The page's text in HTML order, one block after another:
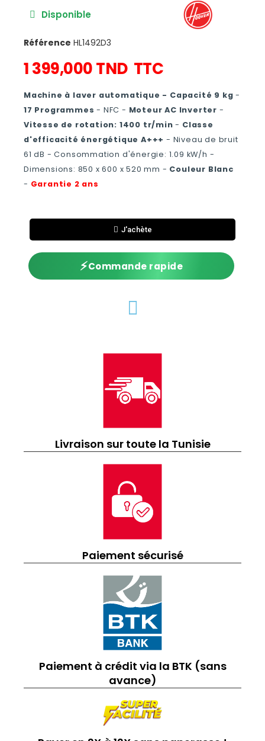
Disponible
Référence HL1492D3
1 399,000 TND TTC
Machine à laver automatique - Capacité 9 kg -
17 Programmes - NFC - Moteur AC Inverter -
Vitesse de rotation: 1400 tr/min - Classe
d'efficacité énergétique A+++ - Niveau de bruit
61 dB - Consommation d'énergie: 1.09 kW/h -
Dimensions: 850 x 600 x 520 mm - Couleur Blanc
- Garantie 2 ans
J'achète
⚡Commande rapide
Livraison sur toute la Tunisie
Paiement sécurisé
Paiement à crédit via la BTK (sans
avance)